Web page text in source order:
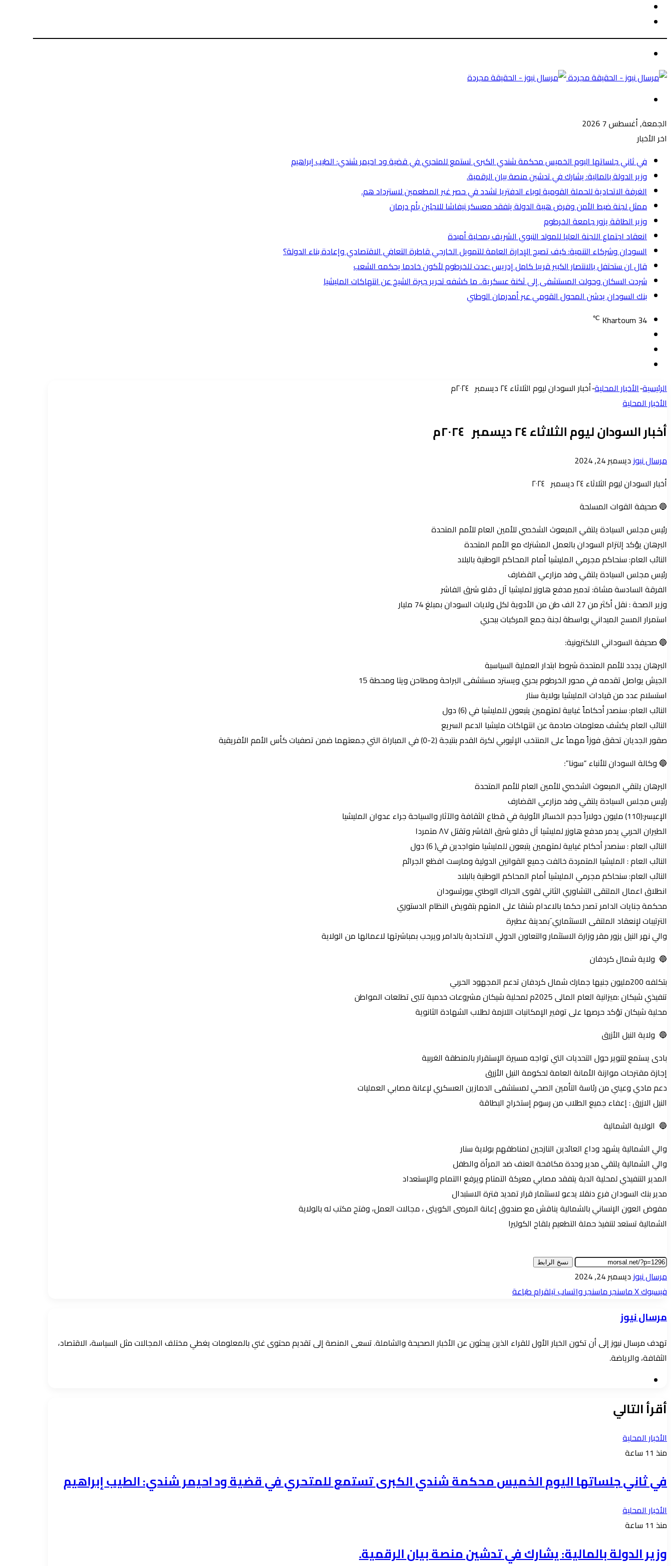
عن
الجمعة, أغسطس 7 2026
اخر الأخبار
في ثاني جلساتها اليوم الخميس محكمة شندي الكبرى تستمع للمتحري في قضية ود احيمر شندي: الطيب إبراهيم
وزير الدولة بالمالية: يشارك في تدشين منصة بيان الرقمية.
الغرفة الاتحادية للحملة القومية لوباء الدفتريا تشدد في حصر غير المطعمين لاسترداد هم.
ممثل لجنة ضبط الأمن وفرض هيبة الدولة يتفقد معسكر نيفاشا للاجئين بأم درمان
وزير الطاقة يزور جامعة الخرطوم
انعقاد اجتماع اللجنة العليا للمولد النبوي الشريف بمحلية أمبدة
السودان وشركاء التنمية: كيف تصبح الإدارة العامة للتمويل الخارجي قاطرة التعافي الاقتصادي وإعادة بناء الدولة؟
قال ان ستحتفل بالانتصار الكبير قريبا كامل إدريس :عدت للخرطوم لأكون خادما يحكمه الشعب
شردت السكان وحولت المستشفى إلى ثكنة عسكرية.. ما كشفه تحرير جبرة الشيخ عن انتهاكات المليشيا
بنك السودان يدشن المحول القومي عبر أمدرمان الوطني
Khartoum 34
℃
جانبيالرئيسية-الأخبار المحلية-أخبار السودان ليوم الثلاثاء ٢٤ ديسمبر ٢٠٢٤م
الأخبار المحلية
أخبار السودان ليوم الثلاثاء ٢٤ ديسمبر ٢٠٢٤م
مرسال نيوزأرسل
إلكترونيا
ديسمبر 24, 2024
أخبار السودان ليوم الثلاثاء ٢٤ ديسمبر ٢٠٢٤
🔵 صحيفة القوات المسلحة
رئيس مجلس السيادة يلتقي المبعوث الشخصي للأمين العام للأمم المتحدة
البرهان يؤكد إلتزام السودان بالعمل المشترك مع الأمم المتحدة
النائب العام: سنحاكم مجرمي المليشيا أمام المحاكم الوطنية بالبلاد
رئيس مجلس السيادة يلتقي وفد مزارعي القضارف
الفرقة السادسة مشاة: تدمير مدفع هاوزر لمليشيا آل دقلو شرق الفاشر
وزير الصحة : نقل أكثر من 27 الف طن من الأدوية لكل ولايات السودان بمبلغ 74 مليار
استمرار المسح الميداني بواسطة لجنة جمع المركبات ببحري
🔵 صحيفة السوداني الالكترونية:
البرهان يجدد للأمم المتحدة شروط ابتدار العملية السياسية
الجيش يواصل تقدمه في محور الخرطوم بحري ويسترد مستشفى البراحة ومطاحن ويتا ومحطة 15
استسلام عدد من قيادات المليشيا بولاية سنار
النائب العام: سنصدر أحكاماً غيابية لمتهمين يتبعون للمليشيا في (6) دول
النائب العام يكشف معلومات صادمة عن انتهاكات مليشيا الدعم السريع
صقور الجديان تحقق فوزاً مهماً على المنتخب الإثيوبي لكرة القدم بنتيجة (2-0) في المباراة التي جمعتهما ضمن تصفيات كأس الأمم الأفريقية
🔵 وكالة السودان للأنباء “سونا”:
البرهان يلتقي المبعوث الشخصي للأمين العام للأمم المتحدة
رئيس مجلس السيادة يلتقي وفد مزارعي القضارف
الإعيسر:(110) مليون دولاراً حجم الخسائر الأولية في قطاع الثقافة والآثار والسياحة جراء عدوان المليشيا
الطيران الحربي يدمر مدفع هاوزر لمليشيا آل دقلو شرق الفاشر وتقتل ٨٧ متمردا
النائب العام : سنصدر أحكام غيابية لمتهمين يتبعون للمليشيا متواجدين في( 6) دول
النائب العام : المليشيا المتمردة خالفت جميع القوانين الدولية ومارست افظع الجرائم
النائب العام: سنحاكم مجرمي المليشيا أمام المحاكم الوطنية بالبلاد
انطلاق اعمال الملتقى التشاوري الثاني لقوى الحراك الوطني ببورتسودان
محكمة جنايات الدامر تصدر حكما بالاعدام شنقا على المتهم بتقويض النظام الدستوري
الترتيبات لإنعقاد الملتقى الاستثماري َبمدينة عطبرة
والي نهر النيل يزور مقر وزارة الاستثمار والتعاون الدولي الاتحادية بالدامر ويرحب بمباشرتها لاعمالها من الولاية
🔵 ولاية شمال كردفان
بتكلفه 200مليون جنيها جمارك شمال كردفان تدعم المجهود الحربي
تنفيذي شيكان :ميزانية العام المالى 2025م لمحلية شيكان مشروعات خدمية تلبى تطلعات المواطن
محلية شيكان تؤكد حرصها على توفير الإمكانيات اللازمة لطلاب الشهادة الثانوية
🔵 ولاية النيل الأزرق
بادى يستمع لتنوير حول التحديات التي تواجه مسيرة الإستقرار بالمنطقة الغربية
إجازة مقترحات موازنة الأمانة العامة لحكومة النيل الأزرق
دعم مادي وعيني من رئاسة التأمين الصحي لمستشفى الدمازين العسكري لإعانة مصابي العمليات
النيل الازرق : إعفاء جميع الطلاب من رسوم إستخراج البطاقة
🔵 الولاية الشمالية
والي الشمالية يشهد وداع العائدين النازحين لمناطقهم بولاية سنار
والي الشمالية يلتقي مدير وحدة مكافحة العنف ضد المرأة والطفل
المدير التنفيذي لمحلية الدبة يتفقد مصابي معركة التمتام ويرفع االتمام والإستعداد
مدير بنك السودان فرع دنقلا يدعو لاستثمار قرار تمديد فترة الاستبدال
مفوض العون الإنساني بالشمالية يناقش مع صندوق إعانة المرضى الكويتى ، مجالات العمل، وفتح مكتب له بالولاية
الشمالية تستعد لتنفيذ حملة التطعيم بلقاح الكوليرا
نسخ الرابط
مرسال نيوزأرسل
بريدا
ديسمبر 24, 2024
فيسبوك‫Xماسنجرماسنجرواتسابتيلقرامطباعة
مرسال نيوز
تهدف مرسال نيوز إلى أن تكون الخيار الأول للقراء الذين يبحثون عن الأخبار الصحيحة والشاملة. تسعى المنصة إلى تقديم محتوى غني بالمعلومات يغطي مختلف المجالات مثل السياسة، الاقتصاد،
الثقافة، والرياضة.
أقرأ التالي
الأخبار المحلية
منذ 11 ساعة
في ثاني جلساتها اليوم الخميس محكمة شندي الكبرى تستمع للمتحري في قضية ود احيمر شندي: الطيب إبراهيم
الأخبار المحلية
منذ 11 ساعة
وزير الدولة بالمالية: يشارك في تدشين منصة بيان الرقمية.